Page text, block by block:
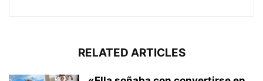
RELATED ARTICLES